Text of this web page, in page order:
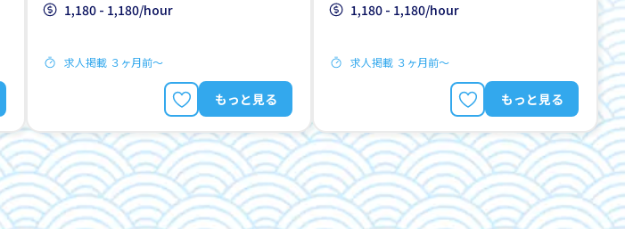
しゅう2、3にち
じてんしゃ OK
1,180 - 1,180/hour
求人掲載 ３ヶ月前〜
もっと見る
土日 しごと
1,180 - 1,180/hour
求人掲載 ３ヶ月前〜
もっと見る